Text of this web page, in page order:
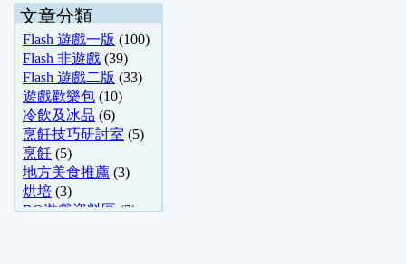
文章分類
Flash 遊戲一版 (100)
Flash 非遊戲 (39)
Flash 遊戲二版 (33)
遊戲歡樂包 (10)
冷飲及冰品 (6)
烹飪技巧研討室 (5)
烹飪 (5)
地方美食推薦 (3)
烘培 (3)
RO遊戲資料區(3)